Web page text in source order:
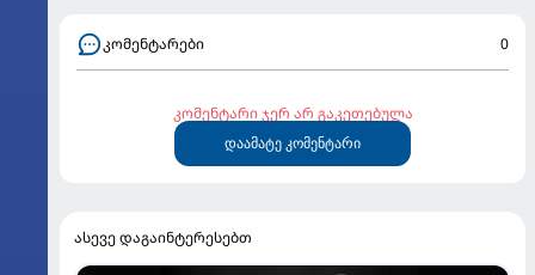
კომენტარები 0
კომენტარი ჯერ არ გაკეთებულა
დაამატე კომენტარი
ასევე დაგაინტერესებთ